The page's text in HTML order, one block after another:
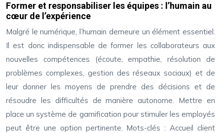
Former et responsabiliser les équipes : l’humain au
cœur de l’expérience
Malgré le numérique, l’humain demeure un élément essentiel.
Il est donc indispensable de former les collaborateurs aux
nouvelles compétences (écoute, empathie, résolution de
problèmes complexes, gestion des réseaux sociaux) et de
leur donner les moyens de prendre des décisions et de
résoudre les difficultés de manière autonome. Mettre en
place un système de gamification pour stimuler les employés
peut être une option pertinente. Mots-clés : Accueil client